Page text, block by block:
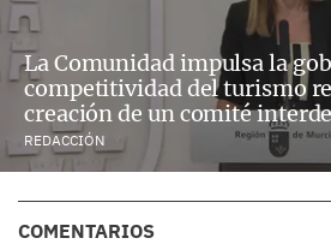
La Comunidad impulsa la
competitividad del turismo
creación de un comité
REDACCIÓN
COMENTARIOS